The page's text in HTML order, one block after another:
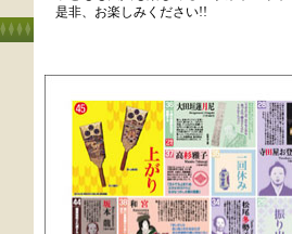
是非、お楽しみください!!